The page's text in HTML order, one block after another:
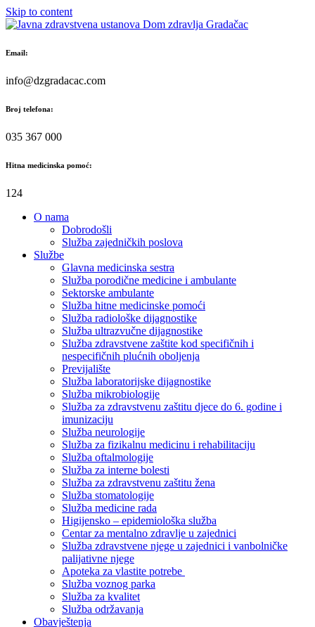
Skip to content
Email:
info@dzgradacac.com
Broj telefona:
035 367 000
Hitna medicinska pomoć:
124
O nama
Dobrodošli
Služba zajedničkih poslova
Službe
Glavna medicinska sestra
Služba porodične medicine i ambulante
Sektorske ambulante
Služba hitne medicinske pomoći
Služba radiološke dijagnostike
Služba ultrazvučne dijagnostike
Služba zdravstvene zaštite kod specifičnih i
nespecifičnih plućnih oboljenja
Previjalište
Služba laboratorijske dijagnostike
Služba mikrobiologije
Služba za zdravstvenu zaštitu djece do 6. godine i
imunizaciju
Služba neurologije
Služba za fizikalnu medicinu i rehabilitaciju
Služba oftalmologije
Služba za interne bolesti
Služba za zdravstvenu zaštitu žena
Služba stomatologije
Služba medicine rada
Higijensko – epidemiološka služba
Centar za mentalno zdravlje u zajednici
Služba zdravstvene njege u zajednici i vanbolničke
palijativne njege
Apoteka za vlastite potrebe
Služba voznog parka
Služba za kvalitet
Služba održavanja
Obavještenja